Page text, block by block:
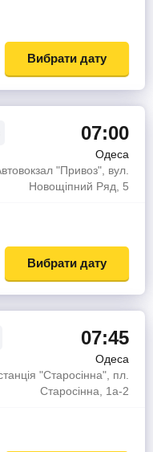
Вибрати дату
07:00
Одеса
"Привоз", вул.
Новощіпний Ряд, 5
Вибрати дату
07:45
Одеса
"Старосінна", пл.
Старосінна, 1а-2